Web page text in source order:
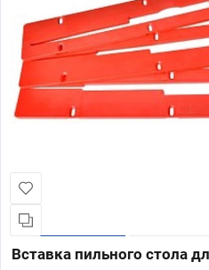
Вставка пильного стола